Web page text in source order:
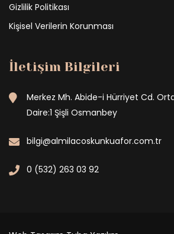
Gizlilik Politikası
Kişisel Verilerin Korunması
İletişim Bilgileri
Merkez Mh. Abide-i Hürriyet Cd.
Daire:1 Şişli Osmanbey
bilgi@almilacoskunkuafor.com.tr
0 (532) 263 03 92